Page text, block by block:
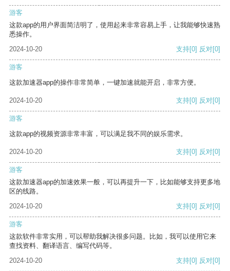
游客
这款app的用户界面简洁明了，使用起来非常容易上手，让我能够快速熟
悉操作。
2024-10-20
支持[0] 反对[0]
游客
这款加速器app的操作非常简单，一键加速就能开启，非常方便。
2024-10-20 支持[0] 反对[0]
游客
这款app的视频资源非常丰富，可以满足我不同的娱乐需求。
2024-10-20 支持[0] 反对[0]
游客
这款加速器app的加速效果一般，可以再提升一下，比如能够支持更多地
区的线路。
2024-10-20
支持[0] 反对[0]
游客
这款软件非常实用，可以帮助我解决很多问题。比如，我可以使用它来
查找资料、翻译语言、编写代码等。
2024-10-20
支持[0] 反对[0]